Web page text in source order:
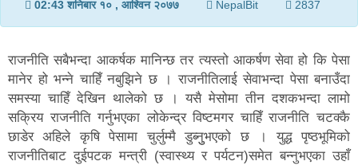
02:43 शनिबार १० , आश्विन २०७७ NepalBit 2837
राजनीति सबैभन्दा आकर्षक मानिन्छ तर त्यस्तो आकर्षण सेवा हो कि पेसा
मानेर हो भन्ने चाहिँ नबुझिने छ । राजनीतिलाई सेवाभन्दा पेसा बनाउँदा
समस्या चाहिँ देखिन थालेको छ । यसै मेसोमा तीन दशकभन्दा लामो
सक्रिय राजनीति गर्नुभएका लोकेन्द्र विष्टमगर चाहिँ राजनीति चटक्कै
छाडेर अहिले कृषि पेसामा चुर्लुम्मै डुब्नुुभएको छ । युद्ध पृष्ठभूमिको
राजनीतिबाट दुईपटक मन्त्री (स्वास्थ्य र पर्यटन)समेत बन्नुभएका उहाँ